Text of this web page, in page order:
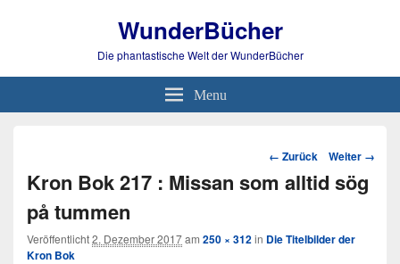
WunderBücher
Die phantastische Welt der WunderBücher
Menu
Bild-
Navigation
← Zurück Weiter →
Kron Bok 217 : Missan som alltid sög
på tummen
Veröffentlicht2. Dezember 2017am 250 × 312in Die Titelbilder der
Kron Bok